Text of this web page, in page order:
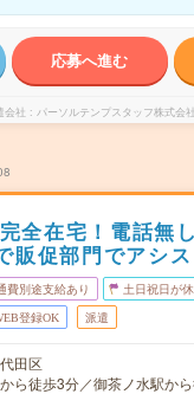
応募へ進む
会社 パーソルテンプスタッフ株式会社
全在宅！電話無
販促部門でアシ
費別途支給あり 土日祝日が
登録OK 派遣
田区
ら徒歩3分／御茶ノ水駅か